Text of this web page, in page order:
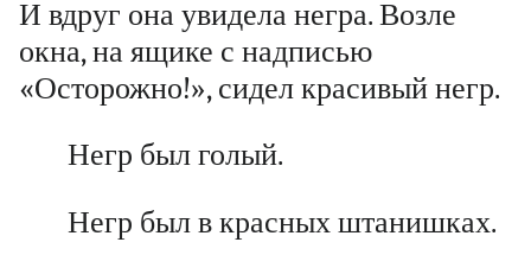
И вдруг она увидела негра. Возле
окна, на ящике с надписью
«Осторожно!», сидел красивый негр.
Негр был голый.
Негр был в красных штанишках.